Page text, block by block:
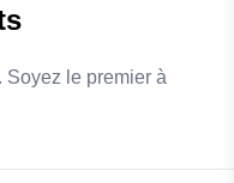
Soyez le premier à